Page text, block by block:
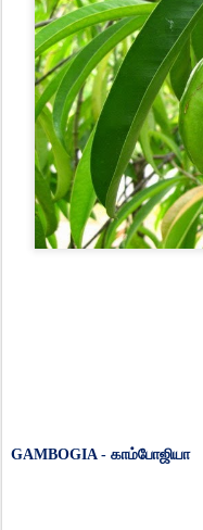
GAMBOGIA - காம்போஜியா